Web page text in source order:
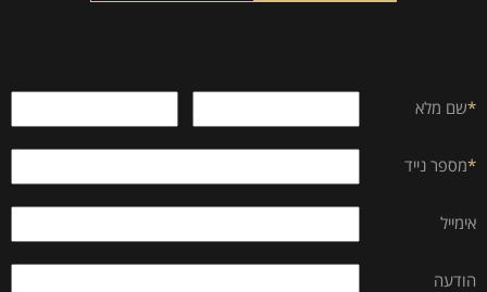
*שם מלא
*מספר נייד
אימייל
הודעה